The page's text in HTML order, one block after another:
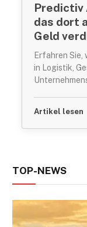
Predictiv
das dort
Geld
Erfahren Sie,
in Logistik,
Artikel lesen
TOP-NEWS